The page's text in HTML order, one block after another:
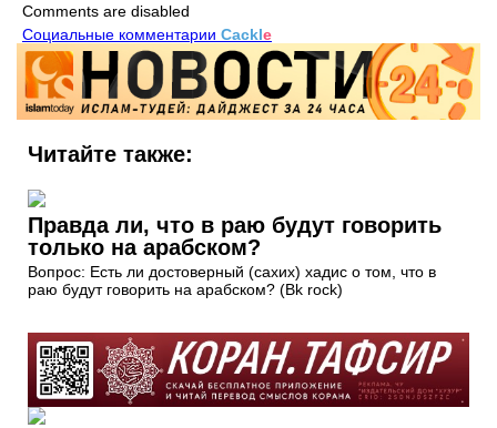
Comments are disabled
Социальные комментарии Cackle
Читайте также:
Правда ли, что в раю будут говорить
только на арабском?
Вопрос: Есть ли достоверный (сахих) хадис о том, что в
раю будут говорить на арабском? (Bk rock)